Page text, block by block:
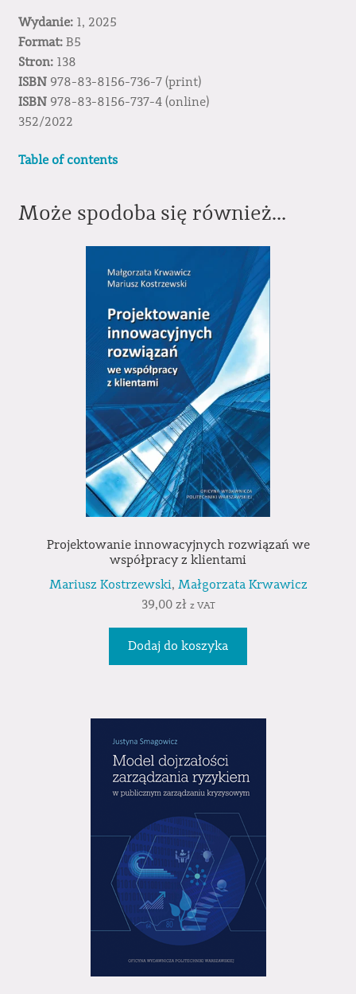
Wydanie:1, 2025
Format:B5
Stron:138
ISBN978-83-8156-736-7 (print)
ISBN978-83-8156-737-4 (online)
352/2022
Table of contents
Może spodoba się również…
Projektowanie innowacyjnych rozwiązań we
współpracy z klientami
Mariusz Kostrzewski, Małgorzata Krwawicz
39,00 zł z VAT
Dodaj do koszyka